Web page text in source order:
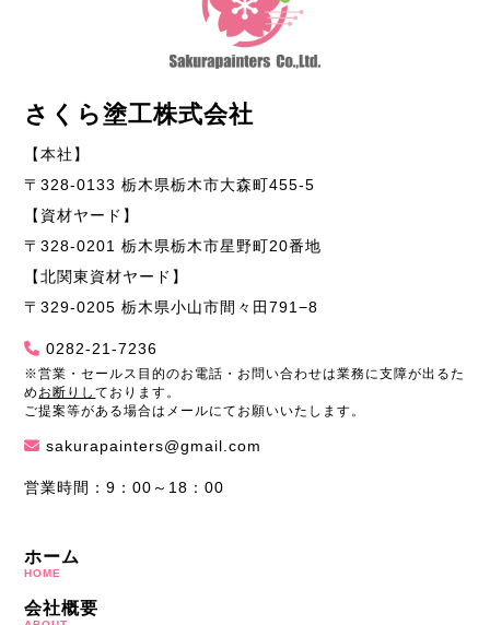
さくら塗工株式会社
【本社】
〒328-0133 栃木県栃木市大森町455-5
【資材ヤード】
〒328-0201 栃木県栃木市星野町20番地
【北関東資材ヤード】
〒329-0205 栃木県小山市間々田791−8
0282-21-7236
※営業・セールス目的のお電話・お問い合わせは業務に支障が出るた
め お断りしております。
ご提案等がある場合はメールにてお願いいたします。
sakurapainters@gmail.com
営業時間：9：00～18：00
ホーム
HOME
会社概要